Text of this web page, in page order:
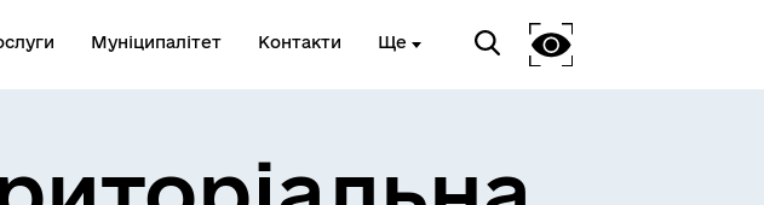
Муніципалітет Контакти Ще
екстрених служб та
Доступ до публічної